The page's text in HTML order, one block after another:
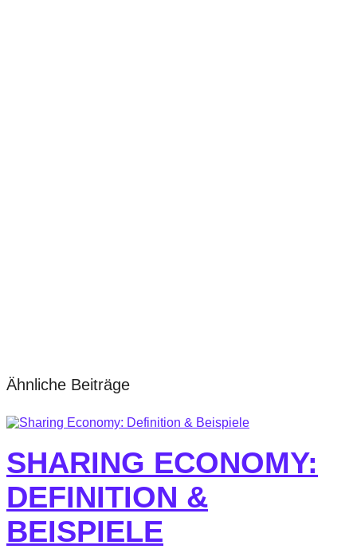
Ähnliche Beiträge
SHARING ECONOMY:
DEFINITION &
BEISPIELE